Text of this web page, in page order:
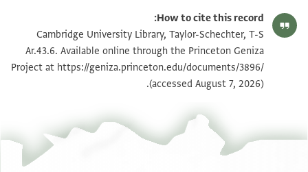
S. D. Goitein's unpublished edition (1950–85).
מחלב
פאגרה רבע . .
קסט רבע . .
[[ראקי]] קרפול רבע מן . .
ארגואן עראקי רבע . .
כאפור רבע . .
T-S Ar.43.6 1v
תנאי היתר שימוש בתצלום
How to cite this record:
Cambridge University Library, Taylor-Schechter, T-S
Ar.43.6. Available online through the Princeton Geniza
Project athttps://geniza.princeton.edu/documents/3896/
(accessed August 7, 2026).